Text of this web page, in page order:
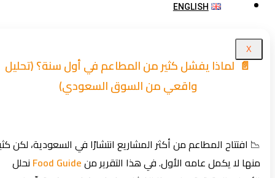
ENGLISH
📄 لماذا يفشل كثير من المطاعم في أول سنة؟ (تحليل
واقعي من السوق السعودي)
📉 افتتاح المطاعم من أكثر المشاريع انتشارًا في السعودية، لكن كثير
منها لا يكمل عامه الأول. في هذا التقرير منFood Guideنحلل